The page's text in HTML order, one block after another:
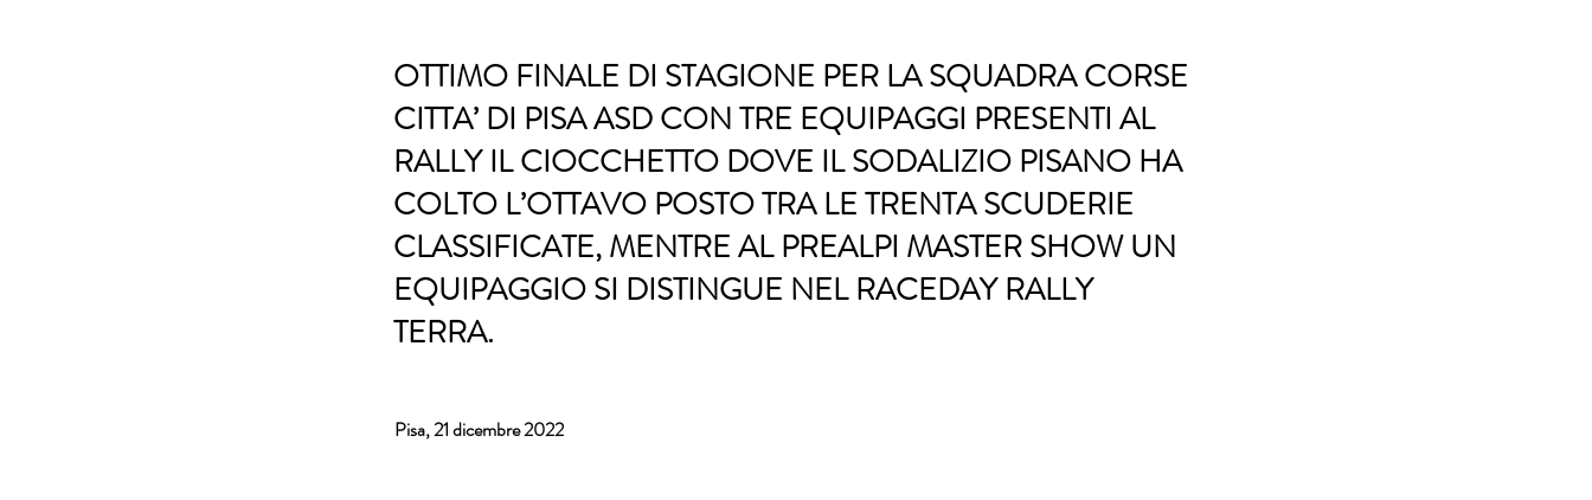
OTTIMO FINALE DI STAGIONE PER LA SQUADRA CORSE
CITTA’ DI PISA ASD CON TRE EQUIPAGGI PRESENTI AL
RALLY IL CIOCCHETTO DOVE IL SODALIZIO PISANO HA
COLTO L’OTTAVO POSTO TRA LE TRENTA SCUDERIE
CLASSIFICATE, MENTRE AL PREALPI MASTER SHOW UN
EQUIPAGGIO SI DISTINGUE NEL RACEDAY RALLY
TERRA.
Pisa, 21 dicembre 2022